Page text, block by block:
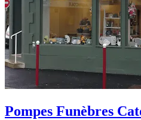
Pompes Funèbres